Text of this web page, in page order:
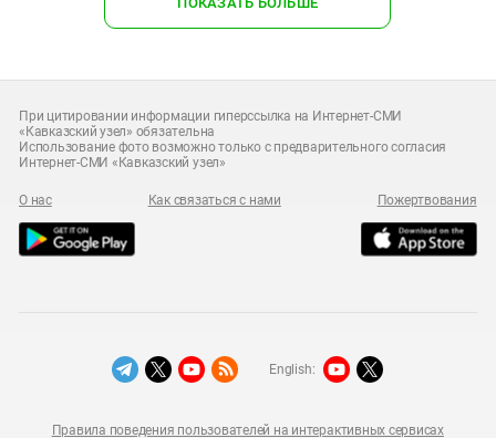
При цитировании информации гиперссылка на Интернет-СМИ
«Кавказский узел» обязательна
Использование фото возможно только с предварительного согласия
Интернет-СМИ «Кавказский узел»
О нас Как связаться с нами Пожертвования
Правила поведения пользователей на интерактивных сервисах
English: